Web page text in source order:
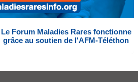
Le Forum Maladies Rares fonctionne
grâce au soutien de l'AFM-Téléthon